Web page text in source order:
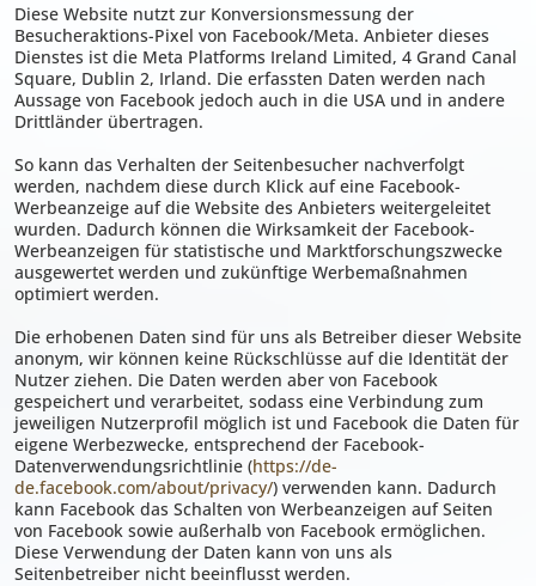
Diese Website nutzt zur Konversionsmessung der
Besucheraktions-Pixel von Facebook/Meta. Anbieter dieses
Dienstes ist die Meta Platforms Ireland Limited, 4 Grand Canal
Square, Dublin 2, Irland. Die erfassten Daten werden nach
Aussage von Facebook jedoch auch in die USA und in andere
Drittländer übertragen.
So kann das Verhalten der Seitenbesucher nachverfolgt
werden, nachdem diese durch Klick auf eine Facebook-
Werbeanzeige auf die Website des Anbieters weitergeleitet
wurden. Dadurch können die Wirksamkeit der Facebook-
Werbeanzeigen für statistische und Marktforschungszwecke
ausgewertet werden und zukünftige Werbemaßnahmen
optimiert werden.
Die erhobenen Daten sind für uns als Betreiber dieser Website
anonym, wir können keine Rückschlüsse auf die Identität der
Nutzer ziehen. Die Daten werden aber von Facebook
gespeichert und verarbeitet, sodass eine Verbindung zum
jeweiligen Nutzerprofil möglich ist und Facebook die Daten für
eigene Werbezwecke, entsprechend der Facebook-
Datenverwendungsrichtlinie (https://de-
de.facebook.com/about/privacy/) verwenden kann. Dadurch
kann Facebook das Schalten von Werbeanzeigen auf Seiten
von Facebook sowie außerhalb von Facebook ermöglichen.
Diese Verwendung der Daten kann von uns als
Seitenbetreiber nicht beeinflusst werden.